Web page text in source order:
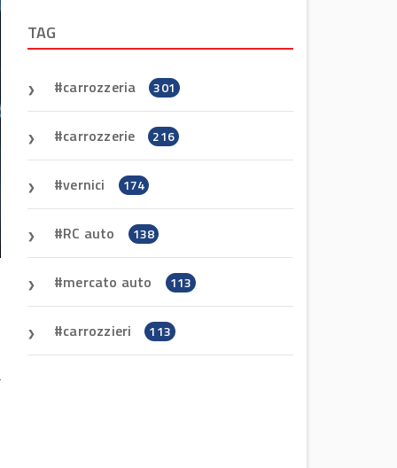
TAG
carrozzeria 301
carrozzerie 216
vernici 174
RC auto 138
mercato auto 113
carrozzieri 113